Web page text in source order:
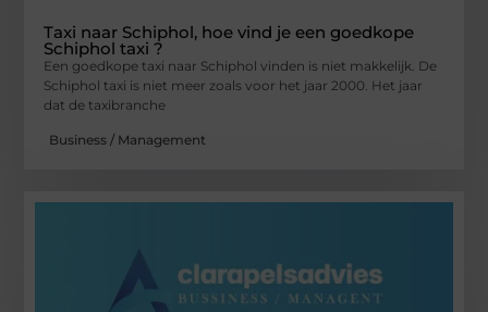
Taxi naar Schiphol, hoe vind je een goedkope
Schiphol taxi ?
Een goedkope taxi naar Schiphol vinden is niet makkelijk. De
Schiphol taxi is niet meer zoals voor het jaar 2000. Het jaar
dat de taxibranche
Business / Management